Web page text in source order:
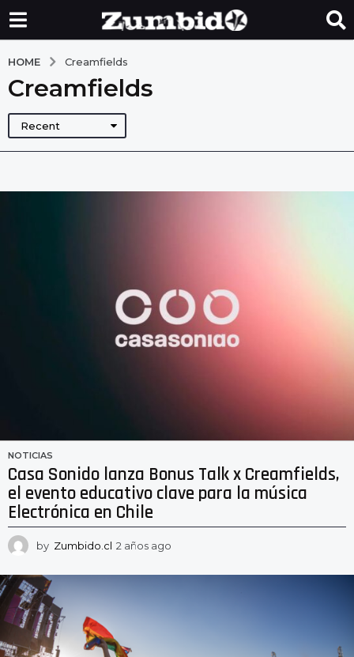
HOME Creamfields
Creamfields
Recent
NOTICIAS
Casa Sonido lanza Bonus Talk x Creamfields,
el evento educativo clave para la música
Electrónica en Chile
by Zumbido.cl 2 años ago
ñ